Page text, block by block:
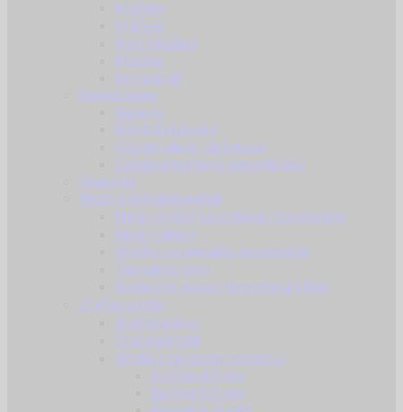
Mačete
Mačevi
Alati i dodaci
Maziva
Kronografi
Samoobrana
Suzavci
Električni šokeri
Osobni alarm / privjesak
Ostala oprema za samoobranu
Gearskin
Noćni i termalni uređaji
Noćni uređaji za kretanje i osmatranje
Noćni ciljnici
Uređaji za termalno osmatranje
Termalni ciljnici
Dodaci za noćne i termalne uređaje
Zračno oružje
Zračne puške
Zračni pištolji
Streljivo i potrošni materijal
Kalibar 4.5 mm
Kalibar 5.5 mm